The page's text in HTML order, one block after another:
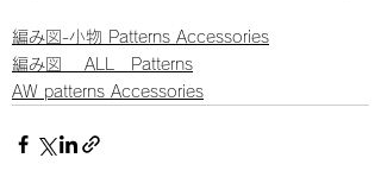
編み図-小物 Patterns Accessories
編み図 ALL Patterns
AW patterns Accessories